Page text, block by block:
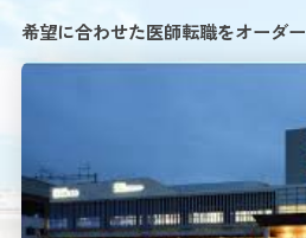
希望に合わせた医師転職をオーダ